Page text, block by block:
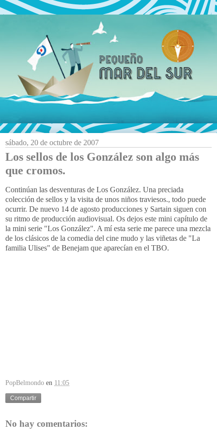
sábado, 20 de octubre de 2007
Los sellos de los González son algo más
que cromos.
Continúan las desventuras de Los González. Una preciada
colección de sellos y la visita de unos niños traviesos., todo puede
ocurrir. De nuevo 14 de agosto producciones y Sartain siguen con
su ritmo de producción audiovisual. Os dejos este mini capítulo de
la mini serie "Los González". A mí esta serie me parece una mezcla
de los clásicos de la comedia del cine mudo y las viñetas de "La
familia Ulises" de Benejam que aparecían en el TBO.
PopBelmondo en 11:05
Compartir
No hay comentarios: